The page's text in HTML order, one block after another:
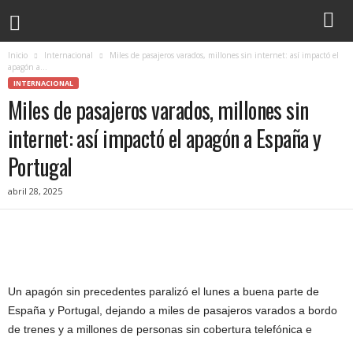
Inicio Internacional
Miles de pasajeros varados, millones sin internet: así impactó el
apagón a...
INTERNACIONAL
Miles de pasajeros varados, millones sin
internet: así impactó el apagón a España y
Portugal
abril 28, 2025
Un apagón sin precedentes paralizó el lunes a buena parte de
España y Portugal, dejando a miles de pasajeros varados a bordo
de trenes y a millones de personas sin cobertura telefónica e